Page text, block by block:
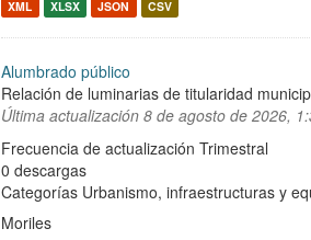
XML XLSX JSON CSV
Alumbrado público
Relación de luminarias de titularidad
Última actualización 8 de agosto de 2026,
Frecuencia de actualización Trimestral
0 descargas
Categorías Urbanismo, infraestructuras y
Moriles